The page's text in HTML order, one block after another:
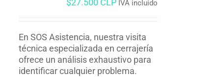
$27.500 CLP IVA incluido
En SOS Asistencia, nuestra visita
técnica especializada en cerrajería
ofrece un análisis exhaustivo para
identificar cualquier problema.